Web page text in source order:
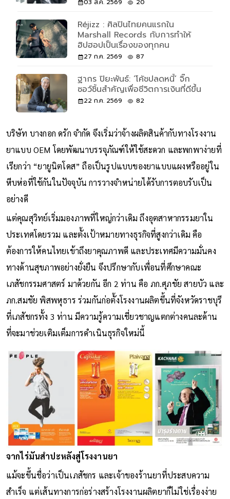
03 ส.ค. 2569 20
Réjizz : ศิลปินไทยคนแรกใน
Marshall Records กับการทำให้
ฮิปฮอปเป็นเรื่องของทุกคน
27 ก.ค. 2569 87
ฐากร ปิยะพันธ์: ‘โค้ชปลดหนี้’ จิ๊ก
ซอว์ชิ้นสำคัญเพื่อชีวิตการเงินที่ดีขึ้น
22 ก.ค. 2569 82
บริษัท บางกอก ดรัก จำกัด จึงเริ่มว่าจ้างผลิตสินค้ากับทางโรงงาน
ยาแบบ OEM โดยพัฒนาบรรจุภัณฑ์ให้ใช้สะดวก และพกพาง่ายที่
เรียกว่า “ยายูนิตโดส” ถือเป็นรูปแบบของยาแบบแผงหรืออยู่ใน
หีบห่อที่ใช้กันในปัจจุบัน การวางจำหน่ายได้รับการตอบรับเป็น
อย่างดี
แต่คุณสุวิทย์เริ่มมองภาพที่ใหญ่กว่าเดิม ถึงอุตสาหากรรมยาใน
ประเทศโดยรวม และตั้งเป้าหมายทางธุรกิจที่สูงกว่าเดิม คือ
ต้องการให้คนไทยเข้าถึงยาคุณภาพดี และประเทศมีความมั่นคง
ทางด้านสุขภาพอย่างยั่งยืน จึงปรึกษากับเพื่อนที่ศึกษาคณะ
เภสัชกรรมศาสตร์ มาด้วยกัน อีก 2 ท่าน คือ ภก.ศุภชัย สายบัว และ
ภก.สมชัย พิสพหุธาร ร่วมกันก่อตั้งโรงงานผลิตขึ้นที่จังหวัดราชบุรี
ที่เภสัชกรทั้ง 3 ท่าน มีความรู้ความเชี่ยวชาญแตกต่างคนละด้าน
ที่จะมาช่วยเติมเต็มการดำเนินธุรกิจใหม่นี้
จากไร่มันสำปะหลังสู่โรงงานยา
แม้จะขึ้นชื่อว่าเป็นเภสัชกร และเจ้าของร้านยาที่ประสบความ
สำเร็จ แต่เส้นทางการก่อร่างสร้างโรงงานผลิตยาก็ไม่ใช่เรื่องง่าย